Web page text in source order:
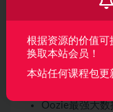
Azkaban玩转
Flume零基础
Oozie最强大数
根据资源的价值可
换取本站会员！
本站任何课程包更